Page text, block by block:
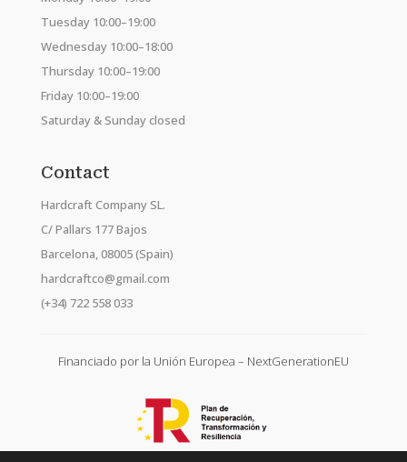
Tuesday 10:00–19:00
Wednesday 10:00–18:00
Thursday 10:00–19:00
Friday 10:00–19:00
Saturday & Sunday closed
Contact
Hardcraft Company SL.
C/ Pallars 177 Bajos
Barcelona, 08005 (Spain)
hardcraftco@gmail.com
(+34) 722 558 033
Financiado por la Unión Europea – NextGenerationEU